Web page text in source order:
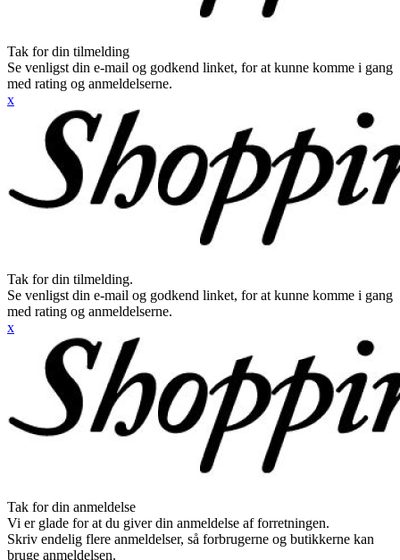
Tak for din tilmelding
Se venligst din e-mail og godkend linket, for at kunne komme i gang
med rating og anmeldelserne.
x
Tak for din tilmelding.
Se venligst din e-mail og godkend linket, for at kunne komme i gang
med rating og anmeldelserne.
x
Tak for din anmeldelse
Vi er glade for at du giver din anmeldelse af forretningen.
Skriv endelig flere anmeldelser, så forbrugerne og butikkerne kan
bruge anmeldelsen.